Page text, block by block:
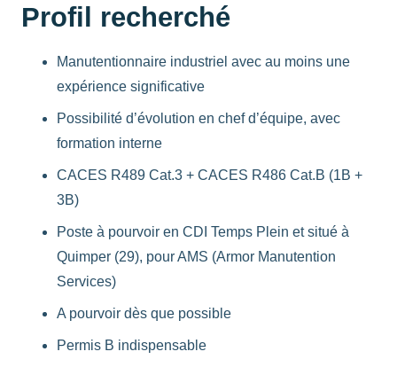
Profil recherché
Manutentionnaire industriel avec au moins une
expérience significative
Possibilité d’évolution en chef d’équipe, avec
formation interne
CACES R489 Cat.3 + CACES R486 Cat.B (1B +
3B)
Poste à pourvoir en CDI Temps Plein et situé à
Quimper (29), pour AMS (Armor Manutention
Services)
A pourvoir dès que possible
Permis B indispensable